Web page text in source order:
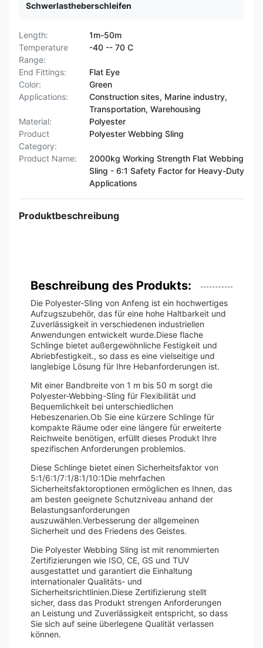
Schwerlastheberschleifen
Length:
1m-50m
Temperature
Range:
-40 -- 70 C
End Fittings:
Flat Eye
Color:
Green
Applications:
Construction sites, Marine industry,
Transportation, Warehousing
Material:
Polyester
Product
Category:
Polyester Webbing Sling
Product Name:
2000kg Working Strength Flat Webbing
Sling - 6:1 Safety Factor for Heavy-Duty
Applications
Produktbeschreibung
Beschreibung des Produkts:
Die Polyester-Sling von Anfeng ist ein hochwertiges
Aufzugszubehör, das für eine hohe Haltbarkeit und
Zuverlässigkeit in verschiedenen industriellen
Anwendungen entwickelt wurde.Diese flache
Schlinge bietet außergewöhnliche Festigkeit und
Abriebfestigkeit., so dass es eine vielseitige und
langlebige Lösung für Ihre Hebanforderungen ist.
Mit einer Bandbreite von 1 m bis 50 m sorgt die
Polyester-Webbing-Sling für Flexibilität und
Bequemlichkeit bei unterschiedlichen
Hebeszenarien.Ob Sie eine kürzere Schlinge für
kompakte Räume oder eine längere für erweiterte
Reichweite benötigen, erfüllt dieses Produkt Ihre
spezifischen Anforderungen problemlos.
Diese Schlinge bietet einen Sicherheitsfaktor von
5:1/6:1/7:1/8:1/10:1Die mehrfachen
Sicherheitsfaktoroptionen ermöglichen es Ihnen, das
am besten geeignete Schutzniveau anhand der
Belastungsanforderungen
auszuwählen.Verbesserung der allgemeinen
Sicherheit und des Friedens des Geistes.
Die Polyester Webbing Sling ist mit renommierten
Zertifizierungen wie ISO, CE, GS und TUV
ausgestattet und garantiert die Einhaltung
internationaler Qualitäts- und
Sicherheitsrichtlinien.Diese Zertifizierung stellt
sicher, dass das Produkt strengen Anforderungen
an Leistung und Zuverlässigkeit entspricht, so dass
Sie sich auf seine überlegene Qualität verlassen
können.